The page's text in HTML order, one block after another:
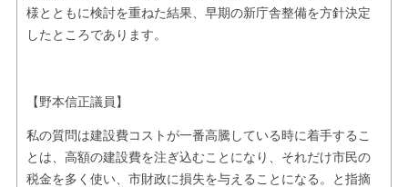
様とともに検討を重ねた結果、早期の新庁舎整備を方針決定
したところであります。
【野本信正議員】
私の質問は建設費コストが一番高騰している時に着手するこ
とは、高額の建設費を注ぎ込むことになり、それだけ市民の
税金を多く使い、市財政に損失を与えることになる。と指摘